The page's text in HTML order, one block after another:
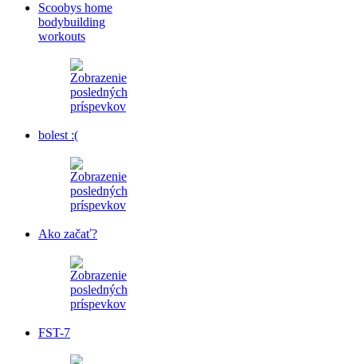
Scoobys home
bodybuilding
workouts
bolest :(
Ako začať?
FST-7